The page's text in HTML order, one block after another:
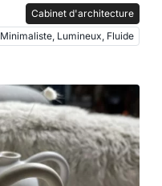
Cabinet d'architecture
Minimaliste, Lumineux, Fluide